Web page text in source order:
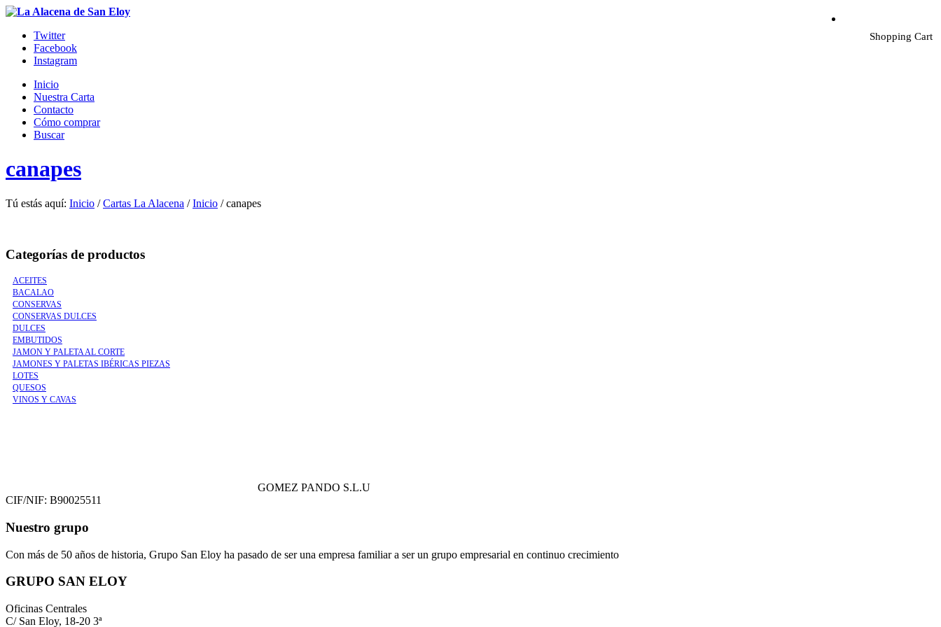
Shopping Cart
Twitter
Facebook
Instagram
Inicio
Nuestra Carta
Contacto
Cómo comprar
Buscar
canapes
Tú estás aquí: Inicio / Cartas La Alacena / Inicio / canapes
Categorías de productos
ACEITES
BACALAO
CONSERVAS
CONSERVAS DULCES
DULCES
EMBUTIDOS
JAMON Y PALETA AL CORTE
JAMONES Y PALETAS IBÉRICAS PIEZAS
LOTES
QUESOS
VINOS Y CAVAS
GOMEZ PANDO S.L.U
CIF/NIF: B90025511
Nuestro grupo
Con más de 50 años de historia, Grupo San Eloy ha pasado de ser una empresa familiar a ser un grupo empresarial en continuo crecimiento
GRUPO SAN ELOY
Oficinas Centrales
C/ San Eloy, 18-20 3ª